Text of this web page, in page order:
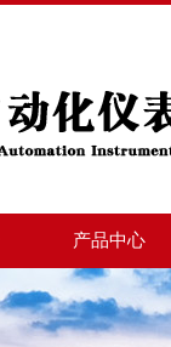
产品中心